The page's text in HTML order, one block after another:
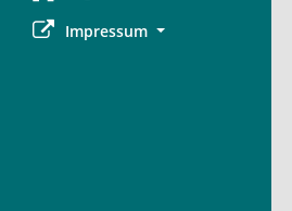
Impressum